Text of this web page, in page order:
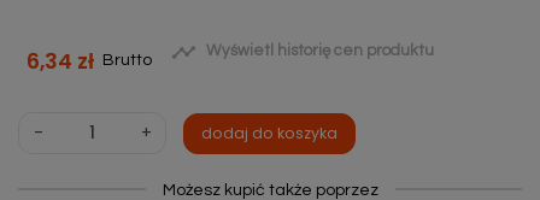
6,34 zł Brutto  Wyświetl historię cen produktu
- + dodaj do koszyka
Możesz kupić także poprzez